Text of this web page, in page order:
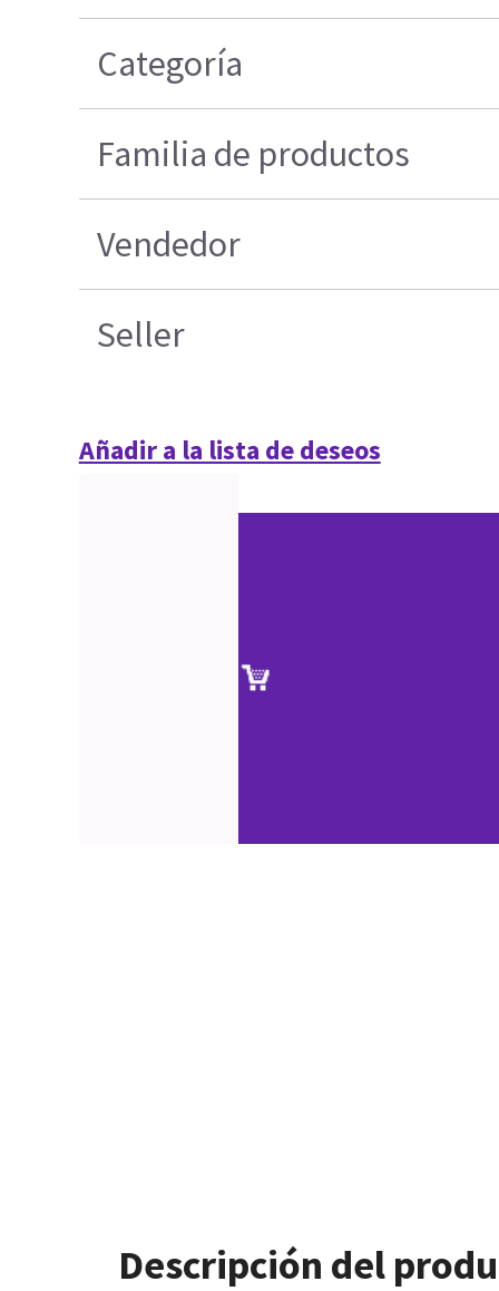
Categoría
Familia de productos
Vendedor
Seller
Añadir a la lista de deseos
Descripción del